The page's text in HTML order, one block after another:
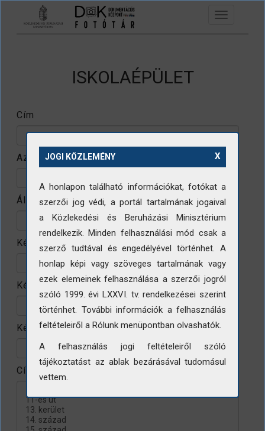
Ugrás a tartalomra
Toggle
navigation
ISKOLAÉPÜLET
Cím
Azonosító
Állomány
Készítő
Készítés helye
Készítés évtizede
Címke
X
JOGI KÖZLEMÉNY
A honlapon található információkat, fotókat a
szerzői jog védi, a portál tartalmának jogaival
a Közlekedési és Beruházási Minisztérium
rendelkezik. Minden felhasználási mód csak a
szerző tudtával és engedélyével történhet. A
honlap képi vagy szöveges tartalmának vagy
ezek elemeinek felhasználása a szerzői jogról
szóló 1999. évi LXXVI. tv. rendelkezései szerint
történhet. További információk a felhasználás
feltételeiről a Rólunk menüpontban olvashatók.
A felhasználás jogi feltételeiről szóló
tájékoztatást az ablak bezárásával tudomásul
vettem.